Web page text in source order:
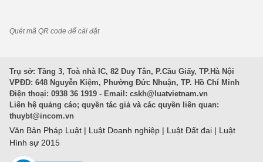
Quét mã QR code để cài đặt
Trụ sở: Tầng 3, Toà nhà IC, 82 Duy Tân, P.Cầu Giấy, TP.Hà Nội
VPĐD: 648 Nguyễn Kiệm, Phường Đức Nhuận, TP. Hồ Chí Minh
Điện thoại: 0938 36 1919 - Email: cskh@luatvietnam.vn
Liên hệ quảng cáo; quyền tác giả và các quyền liên quan:
thuybt@incom.vn
Văn Bản Pháp Luật | Luật Doanh nghiệp | Luật Đất đai | Luật
Hình sự 2015